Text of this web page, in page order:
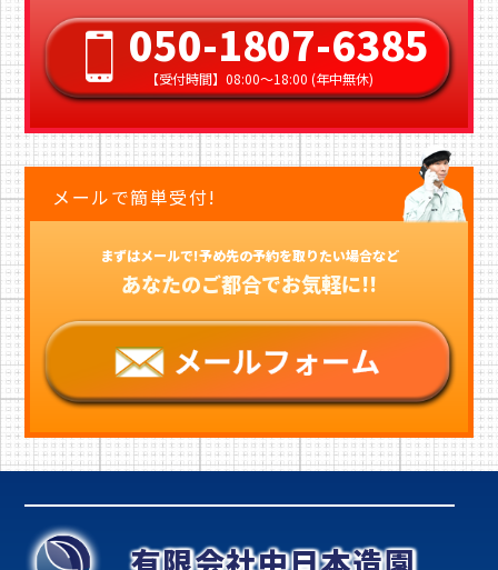
050-1807-6385
【受付時間】08:00〜18:00 (年中無休)
メールで簡単受付!
まずはメールで!予め先の予約を取りたい場合など
あなたのご都合でお気軽に!!